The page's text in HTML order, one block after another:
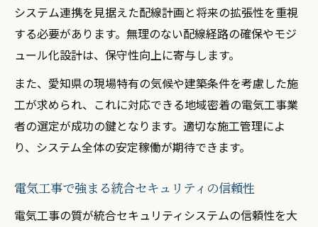
システム連携を見据えた配線計画と将来の拡張性を重視
する必要があります。無理のない配線経路の確保やモジ
ュール化設計は、保守性向上に寄与します。
また、愛知県の現場特有の気候や建築条件を考慮した施
工が求められ、これに対応できる地域密着の電気工事業
者の選定が成功の鍵となります。適切な施工管理によ
り、システム全体の安定稼働が期待できます。
電気工事で強まる統合セキュリティの信頼性
電気工事の質が統合セキュリティシステムの信頼性を大